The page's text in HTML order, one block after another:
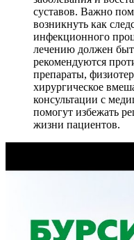
суставов. Важно
возникнуть как
инфекционного
лечению должен
рекомендуются
препараты,
хирургическое
консультации с
помогут избежать
жизни пациентов.